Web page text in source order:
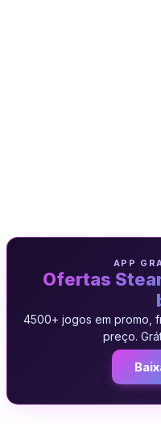
APP
Ofertas
4500+ jogos em promo,
preço.